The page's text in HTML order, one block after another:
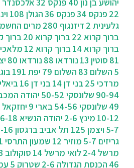
22 פנקס 34 פנקס 36 הגולן 108
גלעינית 2
דיזנגוף 280 מרים
ברוך קרוא 22
ברוך קרוא 20 ברוך
ברוך קרוא 14
ברוך קרוא 12 מלאכי 10
81 סוטין 13 נורדאו 88 נורדאו 80
5 השלום 83 השלום 79 יפת 191
מרדכי 25
בני דן 14 בני דן 16
90-94 שלונסקי 50-52 יהודה המכבי
49 שלונסקי 54-56 בארי 9 יחזקאל 44 46
10-12 מינץ 2-6 יהודה הנשיא 14-16-18
5-7 ויצמן 125 תל אביב ברגסון 8-16
גריזים 5-7
מוזיר 12 שמעון התרסי 1
מרשל 2-4
לואי מרשל 14 סוקולוב 53 תל אביב
46 הכנסת הגדולה 2-6 שטרוק 5